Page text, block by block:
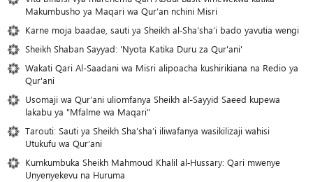
Makumbusho ya Maqari wa Qur’an nchini Misri
Karne moja baadae, sauti ya Sheikh al‑Sha’sha’i bado yavutia wengi
Sheikh Shaban Sayyad: 'Nyota Katika Duru za Qur'ani'
Wakati Qari Al-Saadani wa Misri alipoacha kushirikiana na Redio ya
Qur'ani
Usomaji wa Qur’ani uliomfanya Sheikh al-Sayyid Saeed kupewa
lakabu ya "Mfalme wa Maqari"
Tarouti: Sauti ya Sheikh Sha’sha’i iliwafanya wasikilizaji wahisi
Utukufu wa Qur’ani
Kumkumbuka Sheikh Mahmoud Khalil al‑Hussary: Qari mwenye
Unyenyekevu na Huruma